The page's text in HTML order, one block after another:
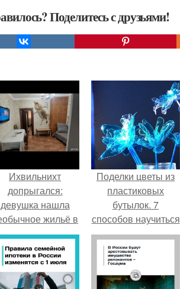
Поделитесь с друзьями!
Ихвильнихт
допрыгался:
девушка нашла
жильё в
Пятигорске.
Поделки цветы из
пластиковых
бутылок. 7
способов научиться
делать цветы из
пластиковых
бутылок своими
руками